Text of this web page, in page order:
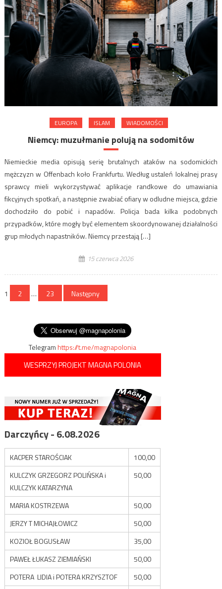
EUROPA ISLAM WIADOMOŚCI
Niemcy: muzułmanie polują na sodomitów
Niemieckie media opisują serię brutalnych ataków na sodomickich
mężczyzn w Offenbach koło Frankfurtu. Według ustaleń lokalnej prasy
sprawcy mieli wykorzystywać aplikacje randkowe do umawiania
fikcyjnych spotkań, a następnie zwabiać ofiary w odludne miejsca, gdzie
dochodziło do pobić i napadów. Policja bada kilka podobnych
przypadków, które mogły być elementem skoordynowanej działalności
grup młodych napastników. Niemcy przestają […]
15 czerwca 2026
Stronicowanie
1 2 … 23 Następny
Telegramhttps://t.me/magnapolonia
WESPRZYJ PROJEKT MAGNA POLONIA
Darczyńcy - 6.08.2026
KACPER STAROŚCIAK
100,00
KULCZYK GRZEGORZ POLIŃSKA i
KULCZYK KATARZYNA
50,00
MARIA KOSTRZEWA
50,00
JERZY T MICHAJŁOWICZ
50,00
KOZIOŁ BOGUSŁAW
35,00
PAWEŁ ŁUKASZ ZIEMIAŃSKI
50,00
POTERA LIDIA i POTERA KRZYSZTOF
50,00